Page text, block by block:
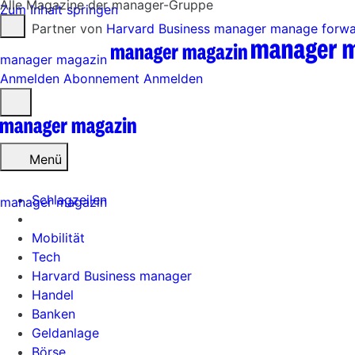
Zum Inhalt springen
Partner von Harvard Business manager manage
manager magazin
Anmelden Abonnement Anmelden
öffnen
Menü
Schlagzeilen
Mobilität
Tech
Harvard Business manager
Handel
Banken
Geldanlage
Börse
Alle Magazine der manager-Gruppe
manager magazin